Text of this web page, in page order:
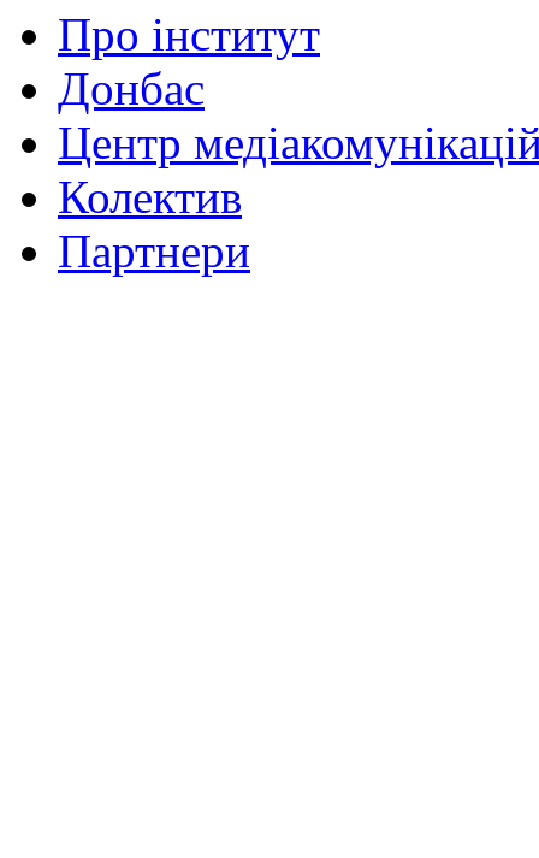
Про інститут
Донбас
Центр
Колектив
Партнери